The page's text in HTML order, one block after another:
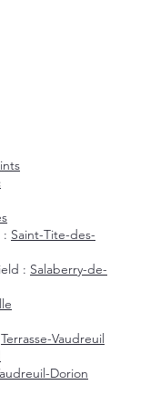
: Saint-Tite-des-
: Salaberry-de-
Terrasse-Vaudreuil
Dorion